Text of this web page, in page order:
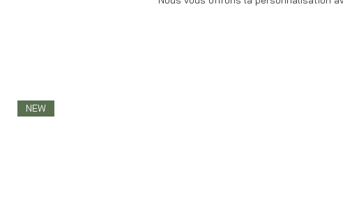
NEW